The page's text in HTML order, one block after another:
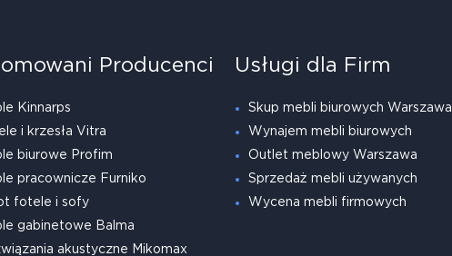
Producenci
Kinnarps
i krzesła Vitra
biurowe Profim
pracownicze Furniko
fotele i sofy
gabinetowe Balma
akustyczne Mikomax
Usługi dla Firm
Skup mebli biurowych Warszawa
Wynajem mebli biurowych
Outlet meblowy Warszawa
Sprzedaż mebli używanych
Wycena mebli firmowych